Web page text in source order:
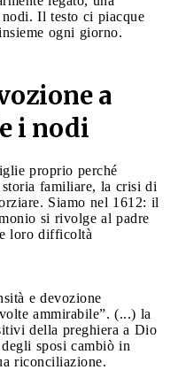
Il testo ci piacque
ogni giorno.
a
i nodi
proprio perché
storia familiare, la crisi di
Siamo nel 1612: il
si rivolge al padre
loro difficoltà
e devozione
ammirabile”. (...) la
della preghiera a Dio
sposi cambiò in
riconciliazione.